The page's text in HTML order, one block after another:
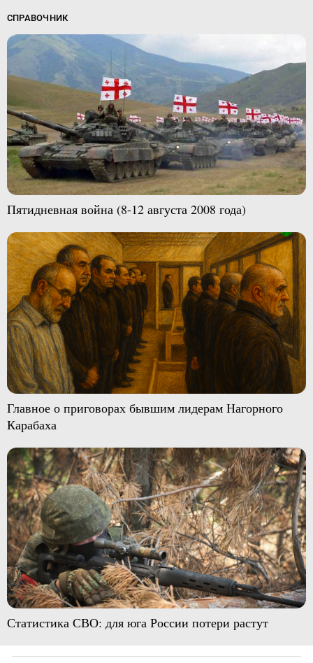
СПРАВОЧНИК
Пятидневная война (8-12 августа 2008 года)
Главное о приговорах бывшим лидерам Нагорного
Карабаха
Статистика СВО: для юга России потери растут